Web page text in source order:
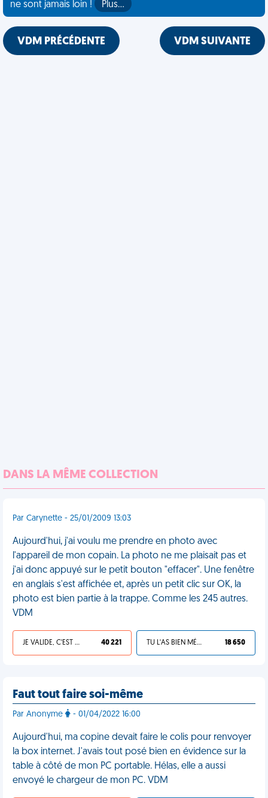
ne sont jamais loin !
Plus…
VDM PRÉCÉDENTE VDM SUIVANTE
DANS LA MÊME COLLECTION
Par Carynette - 25/01/2009 13:03
Aujourd'hui, j'ai voulu me prendre en photo avec
l'appareil de mon copain. La photo ne me plaisait pas et
j'ai donc appuyé sur le petit bouton "effacer". Une fenêtre
en anglais s'est affichée et, après un petit clic sur OK, la
photo est bien partie à la trappe. Comme les 245 autres.
VDM
JE VALIDE, C'EST UNE VDM 40 221 TU L'AS BIEN MÉRITÉ 18 650
Faut tout faire soi-même
Par Anonyme - 01/04/2022 16:00
Aujourd'hui, ma copine devait faire le colis pour renvoyer
la box internet. J'avais tout posé bien en évidence sur la
table à côté de mon PC portable. Hélas, elle a aussi
envoyé le chargeur de mon PC. VDM